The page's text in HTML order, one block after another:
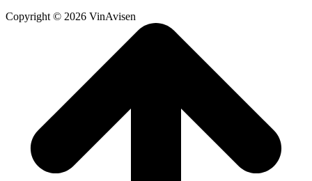
Copyright © 2026 VinAvisen